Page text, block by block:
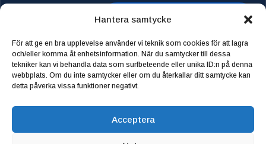
Hantera samtycke
För att ge en bra upplevelse använder vi teknik som cookies för att lagra
och/eller komma åt enhetsinformation. När du samtycker till dessa
tekniker kan vi behandla data som surfbeteende eller unika ID:n på denna
webbplats. Om du inte samtycker eller om du återkallar ditt samtycke kan
detta påverka vissa funktioner negativt.
Acceptera
Skicka meddelandet
Start